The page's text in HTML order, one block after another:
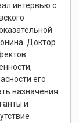
интервью с
Доктор
его
назначения
и